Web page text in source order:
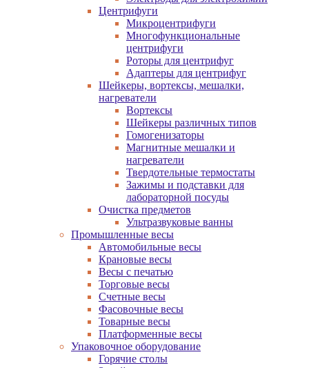
Центрифуги
Микроцентрифуги
Многофункциональные
центрифуги
Роторы для центрифуг
Адаптеры для центрифуг
Шейкеры, вортексы, мешалки,
нагреватели
Вортексы
Шейкеры различных типов
Гомогенизаторы
Магнитные мешалки и
нагреватели
Твердотельные термостаты
Зажимы и подставки для
лабораторной посуды
Очистка предметов
Ультразвуковые ванны
Промышленные весы
Автомобильные весы
Крановые весы
Весы с печатью
Торговые весы
Счетные весы
Фасовочные весы
Товарные весы
Платформенные весы
Упаковочное оборудование
Горячие столы